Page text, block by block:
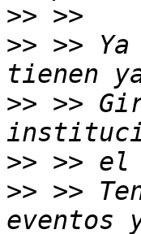
>>
>> >>
>> >>
>>
>> >>